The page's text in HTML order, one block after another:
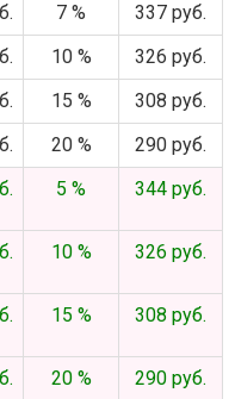
7 %
337 руб.
10 %
326 руб.
15 %
308 руб.
20 %
290 руб.
5 % 344 руб.
10 % 326 руб.
15 % 308 руб.
20 % 290 руб.